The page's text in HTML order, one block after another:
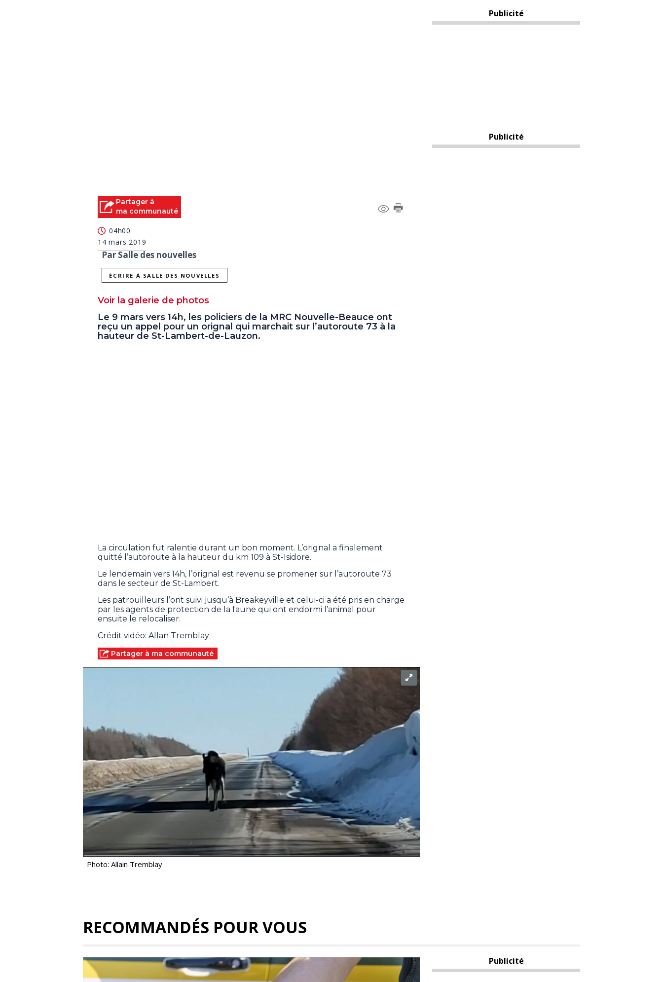
Partager à
ma communauté
04h00
14 mars 2019
Par Salle des nouvelles
ÉCRIRE À SALLE DES NOUVELLES
Voir la galerie de photos
Le 9 mars vers 14h, les policiers de la MRC Nouvelle-Beauce ont
reçu un appel pour un orignal qui marchait sur l’autoroute 73 à la
hauteur de St-Lambert-de-Lauzon.
La circulation fut ralentie durant un bon moment. L’orignal a finalement
quitté l’autoroute à la hauteur du km 109 à St-Isidore.
Le lendemain vers 14h, l’orignal est revenu se promener sur l’autoroute 73
dans le secteur de St-Lambert.
Les patrouilleurs l’ont suivi jusqu’à Breakeyville et celui-ci a été pris en charge
par les agents de protection de la faune qui ont endormi l’animal pour
ensuite le relocaliser.
Crédit vidéo: Allan Tremblay
Partager à ma communauté
Photo: Allain Tremblay
Publicité
Publicité
RECOMMANDÉS POUR VOUS
Publicité